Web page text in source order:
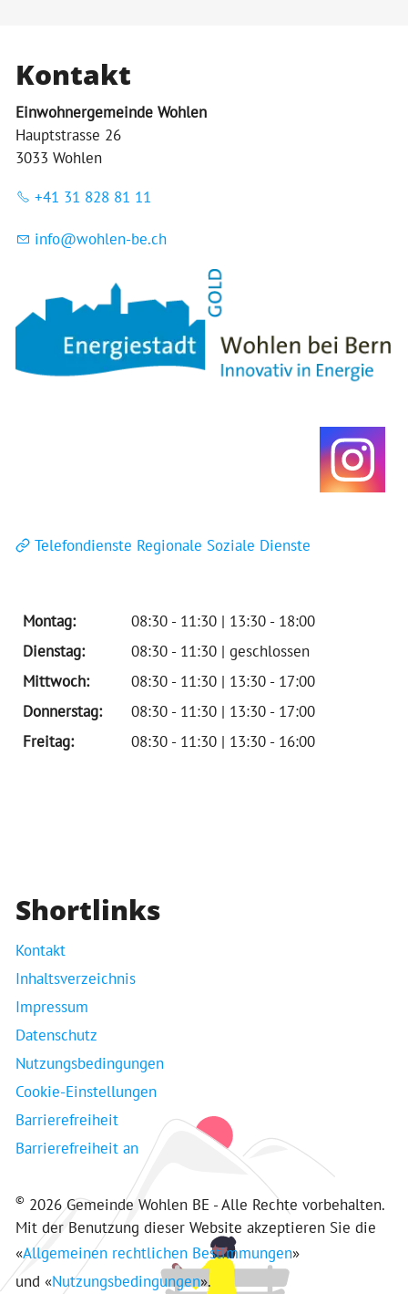
Kontakt
Einwohnergemeinde Wohlen
Hauptstrasse 26
3033 Wohlen
+41 31 828 81 11
nf w hl n-b ch
Telefondienste Regionale Soziale Dienste
Montag:
08:30 - 11:30 | 13:30 - 18:00
Dienstag:
08:30 - 11:30 | geschlossen
Mittwoch:
08:30 - 11:30 | 13:30 - 17:00
Donnerstag:
08:30 - 11:30 | 13:30 - 17:00
Freitag:
08:30 - 11:30 | 13:30 - 16:00
Shortlinks
Kontakt
Inhaltsverzeichnis
Impressum
Datenschutz
Nutzungsbedingungen
Cookie-Einstellungen
Barrierefreiheit
Barrierefreiheit an
© 2026 Gemeinde Wohlen BE - Alle Rechte vorbehalten.
Mit der Benutzung dieser Website akzeptieren Sie die
«Allgemeinen rechtlichen Bestimmungen»
und «Nutzungsbedingungen».